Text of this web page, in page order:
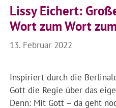
Lissy Eichert:
Wort zum Wort
13. Februar 2022
Inspiriert durch die
Gott die Regie über das
Denn: Mit Gott – da geht